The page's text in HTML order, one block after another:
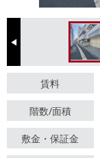
Previous
賃料
階数/面積
敷金・保証金